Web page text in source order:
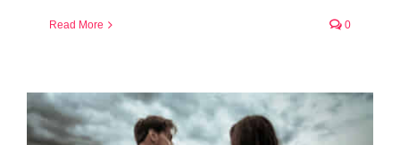
Read More 0